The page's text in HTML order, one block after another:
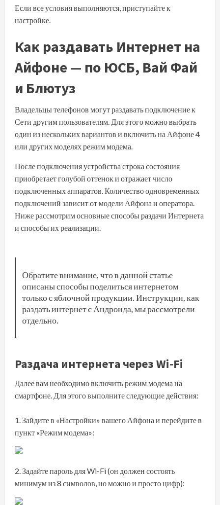
Если все условия выполняются, приступайте к
настройке.
Как раздавать Интернет на
Айфоне — по ЮСБ, Вай Фай
и Блютуз
Владельцы телефонов могут раздавать подключение к
Сети другим пользователям. Для этого можно выбрать
один из нескольких вариантов и включить на Айфоне 4
или других моделях режим модема.
После подключения устройства строка состояния
приобретает голубой оттенок и отражает число
подключенных аппаратов. Количество одновременных
подключений зависит от модели Айфона и оператора.
Ниже рассмотрим основные способы раздачи Интернета
и способы их реализации.
Обратите внимание, что в данной статье
описаны способы поделиться интернетом
только с яблочной продукции. Инструкции,как
раздать интернет с Андроида, мы рассмотрели
отдельно.
Раздача интернета через Wi-Fi
Далее вам необходимо включить режим модема на
смартфоне. Для этого выполните следующие действия:
Зайдите в «Настройки» вашего Айфона и перейдите в
пункт «Режим модема»:
Задайте пароль для Wi-Fi (он должен состоять
минимум из 8 символов, но можно и просто цифр):